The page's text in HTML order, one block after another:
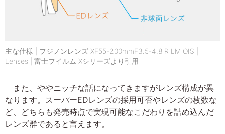
主な仕様 | フジノンレンズ XF55-200mmF3.5-4.8 R LM OIS |
Lenses | 富士フイルム Xシリーズより引用
また、ややニッチな話になってきますがレンズ構成が異
なります。スーパーEDレンズの採用可否やレンズの枚数な
ど、どちらも発売時点で実現可能なこだわりを詰め込んだ
レンズ群であると言えます。